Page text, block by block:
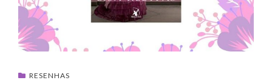
RESENHAS